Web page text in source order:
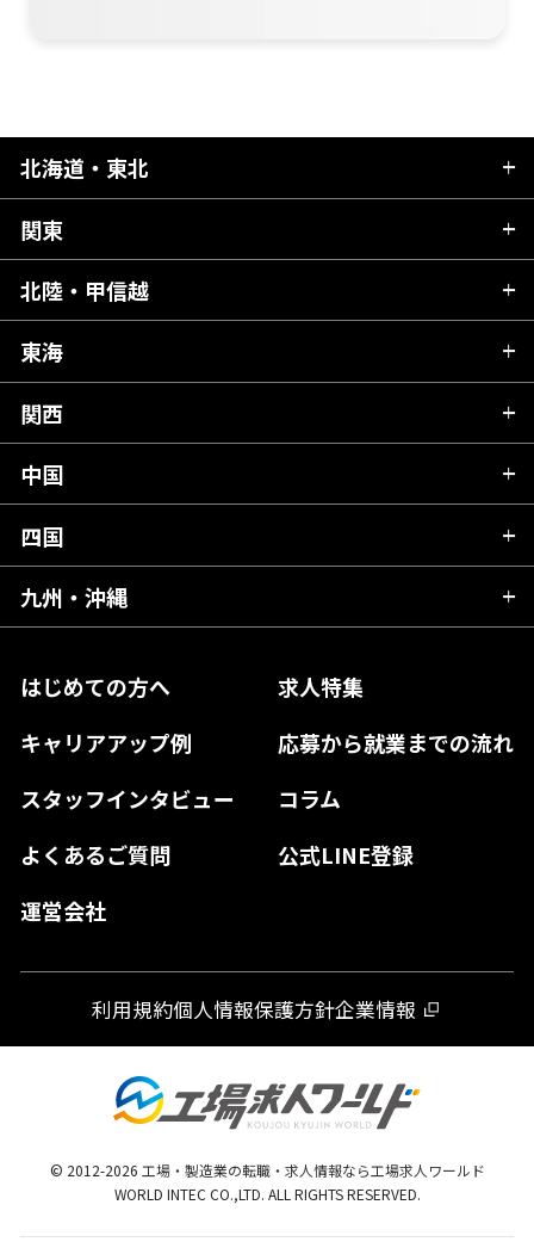
はじめての方へ
求人特集
キャリアアップ例
応募から就業までの流れ
スタッフインタビュー
コラム
よくあるご質問
公式LINE登録
運営会社
北海道・東北
北海道
青森県
秋田県
岩手県
宮城県
福島県
関東
茨城県
栃木県
群馬県
千葉県
東京都
神奈川県
北陸・甲信越
新潟県
富山県
石川県
山梨県
長野県
東海
岐阜県
静岡県
愛知県
関西
滋賀県
京都府
大阪府
奈良県
和歌山県
中国
広島県
岡山県
島根県
山口県
四国
愛媛県
徳島県
九州・沖縄
熊本県
宮崎県
鹿児島県
利用規約個人情報保護方針企業情報
© 2012-2026 工場・製造業の転職・求人情報なら工場求人ワールド
WORLD INTEC CO.,LTD. ALL RIGHTS RESERVED.